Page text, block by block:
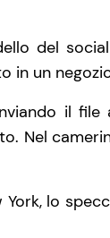
del
in un
il file
Nel
York, lo